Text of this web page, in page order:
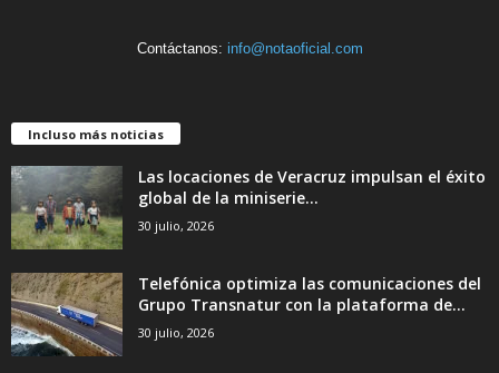
Contáctanos: info@notaoficial.com
Incluso más noticias
Las locaciones de Veracruz impulsan el éxito
global de la miniserie...
30 julio, 2026
Telefónica optimiza las comunicaciones del
Grupo Transnatur con la plataforma de...
30 julio, 2026